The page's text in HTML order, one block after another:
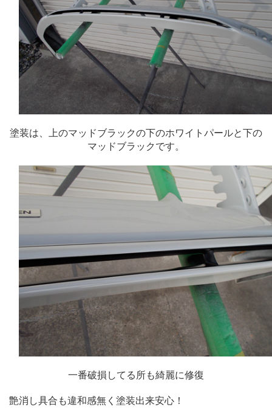
塗装は、上のマッドブラックの下のホワイトパールと下の
マッドブラックです。
一番破損してる所も綺麗に修復
艶消し具合も違和感無く塗装出来安心！